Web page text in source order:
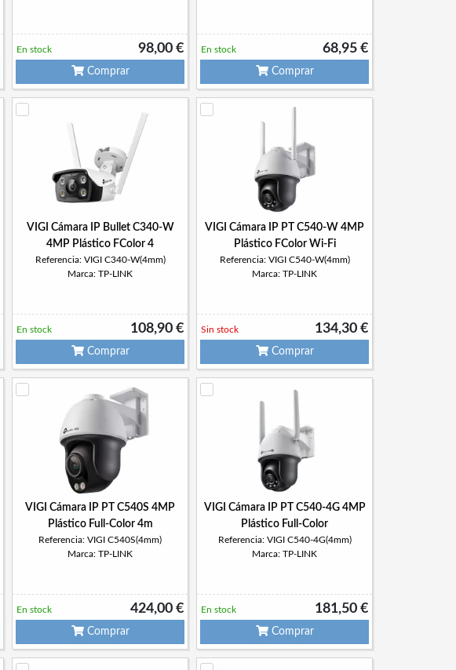
98,00 €
En stock
Comprar
68,95 €
En stock
Comprar
VIGI Cámara IP Bullet C340-W
4MP Plástico FColor 4
Referencia: VIGI C340-W(4mm)
Marca: TP-LINK
108,90 €
En stock
Comprar
VIGI Cámara IP PT C540-W 4MP
Plástico FColor Wi-Fi
Referencia: VIGI C540-W(4mm)
Marca: TP-LINK
134,30 €
Sin stock
Comprar
VIGI Cámara IP PT C540S 4MP
Plástico Full-Color 4m
Referencia: VIGI C540S(4mm)
Marca: TP-LINK
424,00 €
En stock
Comprar
VIGI Cámara IP PT C540-4G 4MP
Plástico Full-Color
Referencia: VIGI C540-4G(4mm)
Marca: TP-LINK
181,50 €
En stock
Comprar